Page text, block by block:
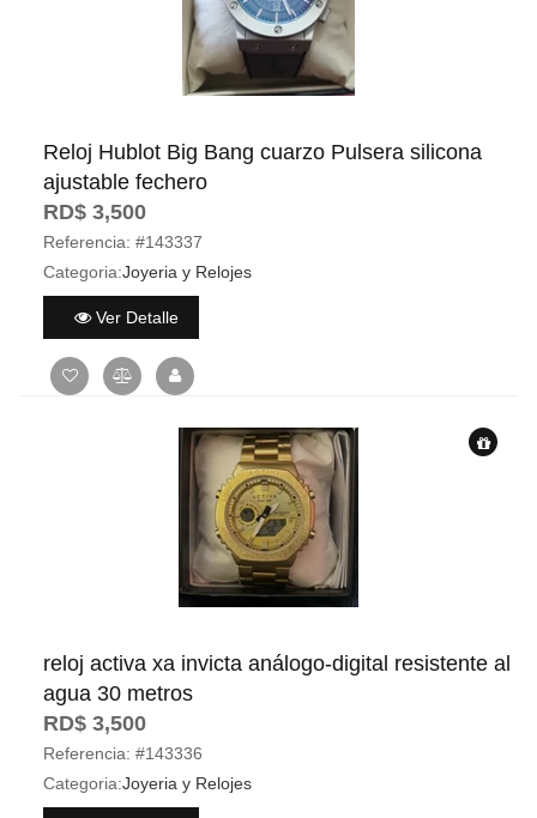
Reloj Hublot Big Bang cuarzo Pulsera silicona
ajustable fechero
RD$ 3,500
Referencia: #143337
Categoria:Joyeria y Relojes
Ver Detalle
reloj activa xa invicta análogo-digital resistente al
agua 30 metros
RD$ 3,500
Referencia: #143336
Categoria:Joyeria y Relojes